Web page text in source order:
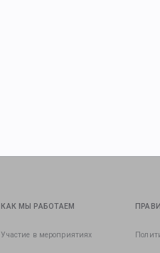
КАК МЫ РАБОТАЕМ
Участие в мероприятиях